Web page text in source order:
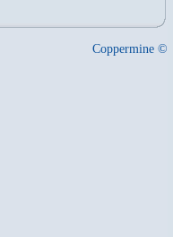
Coppermine ©